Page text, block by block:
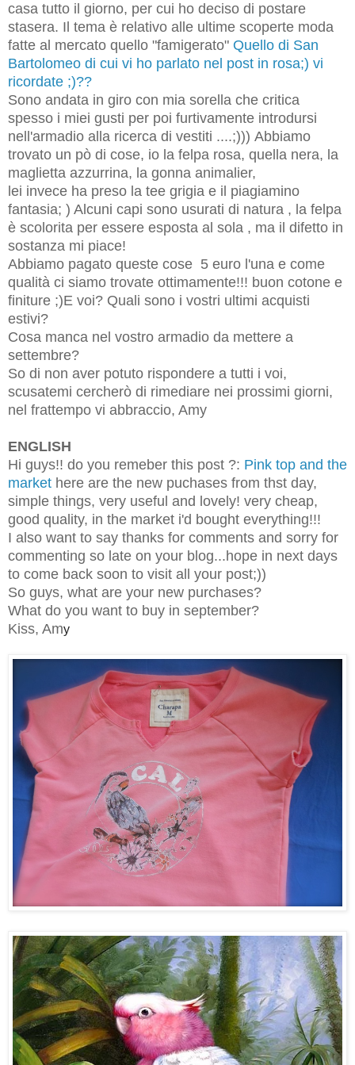
casa tutto il giorno, per cui ho deciso di postare
stasera. Il tema è relativo alle ultime scoperte moda
fatte al mercato quello "famigerato" Quello di San
Bartolomeo di cui vi ho parlato nel post in rosa;) vi
ricordate ;)??
Sono andata in giro con mia sorella che critica
spesso i miei gusti per poi furtivamente introdursi
nell'armadio alla ricerca di vestiti ....;))) Abbiamo
trovato un pò di cose, io la felpa rosa, quella nera, la
maglietta azzurrina, la gonna animalier,
lei invece ha preso la tee grigia e il piagiamino
fantasia; ) Alcuni capi sono usurati di natura , la felpa
è scolorita per essere esposta al sola , ma il difetto in
sostanza mi piace!
Abbiamo pagato queste cose 5 euro l'una e come
qualità ci siamo trovate ottimamente!!! buon cotone e
finiture ;)E voi? Quali sono i vostri ultimi acquisti
estivi?
Cosa manca nel vostro armadio da mettere a
settembre?
So di non aver potuto rispondere a tutti i voi,
scusatemi cercherò di rimediare nei prossimi giorni,
nel frattempo vi abbraccio, Amy
ENGLISH
Hi guys!! do you remeber this post ?: Pink top and the
market here are the new puchases from thst day,
simple things, very useful and lovely! very cheap,
good quality, in the market i'd bought everything!!!
I also want to say thanks for comments and sorry for
commenting so late on your blog...hope in next days
to come back soon to visit all your post;))
So guys, what are your new purchases?
What do you want to buy in september?
Kiss, Amy